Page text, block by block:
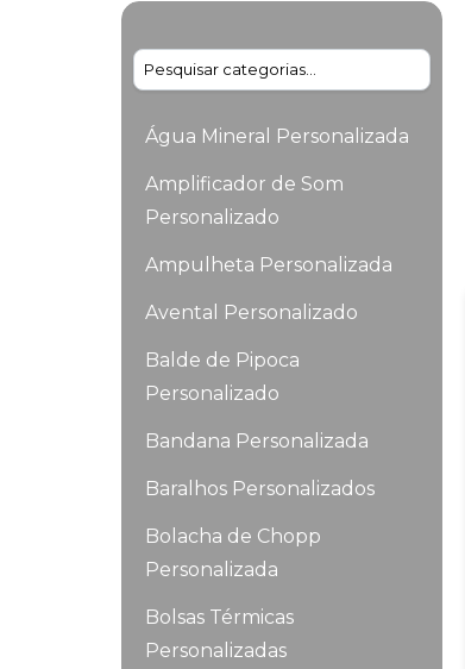
Água Mineral Personalizada
Amplificador de Som
Personalizado
Ampulheta Personalizada
Avental Personalizado
Balde de Pipoca
Personalizado
Bandana Personalizada
Baralhos Personalizados
Bolacha de Chopp
Personalizada
Bolsas Térmicas
Personalizadas